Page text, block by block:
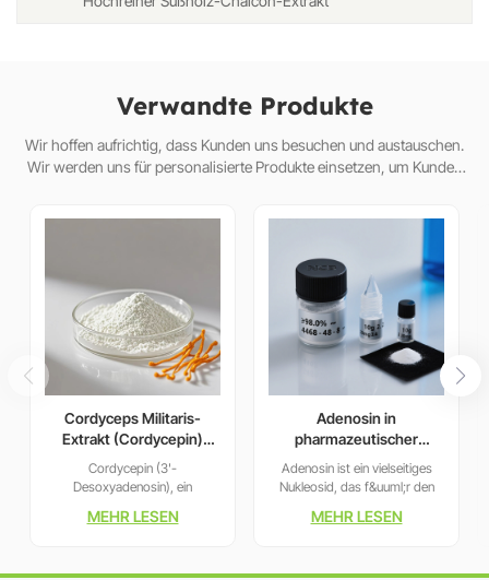
Verwandte Produkte
Wir hoffen aufrichtig, dass Kunden uns besuchen und austauschen.
Wir werden uns für personalisierte Produkte einsetzen, um Kunden
Cordyceps Militaris-
Extrakt (Cordycepin)
CAS:73-03-0
Cordycepin (3'-
Desoxyadenosin), ein
Cordyceps, zeigt
MEHR LESEN
Adenosin in
pharmazeutischer
Qualität:
Antiarrhythmikum und
Zwischenprodukt
Adenosin ist ein vielseitiges
Nukleosid, das f&uuml;r den
kardiovaskul&auml;re
MEHR LESEN